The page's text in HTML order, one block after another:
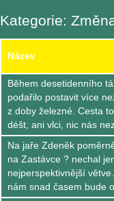
Kategorie:
Název
Během desetidenního
podařilo postavit více
z doby železné. Cesta
déšt, ani vlci, nic nás
Na jaře Zdeněk
na Zastávce ? nechal
nejperspektivnější
nám snad časem bude